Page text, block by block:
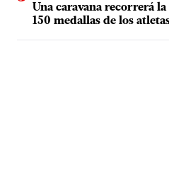
Una caravana recorrerá
150 medallas de los